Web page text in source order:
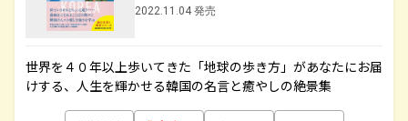
2022.11.04 発売
世界を４０年以上歩いてきた「地球の歩き方」があなたにお届
けする、人生を輝かせる韓国の名言と癒やしの絶景集